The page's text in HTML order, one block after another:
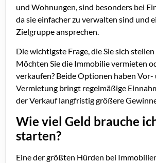
und Wohnungen, sind besonders bei
da sie einfacher zu verwalten sind und
Zielgruppe ansprechen.
Die wichtigste Frage, die Sie sich
Möchten Sie die Immobilie vermieten
verkaufen? Beide Optionen haben Vor-
Vermietung bringt regelmäßige
der Verkauf langfristig größere
Wie viel Geld brauche
starten?
Eine der größten Hürden bei